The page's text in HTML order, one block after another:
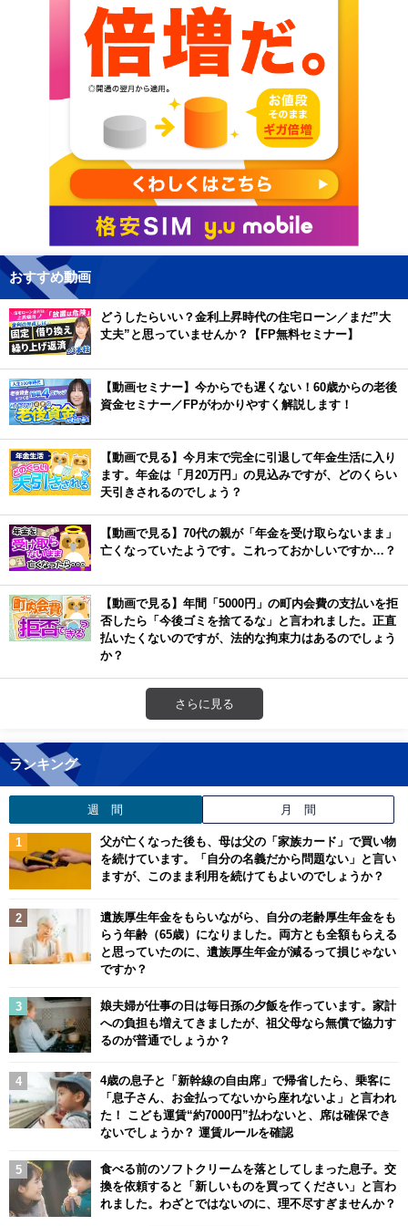
おすすめ動画
どうしたらいい？金利上昇時代の住宅ローン／まだ”大
丈夫”と思っていませんか？【FP無料セミナー】
【動画セミナー】今からでも遅くない！60歳からの老後
資金セミナー／FPがわかりやすく解説します！
【動画で見る】今月末で完全に引退して年金生活に入り
ます。年金は「月20万円」の見込みですが、どのくらい
天引きされるのでしょう？
【動画で見る】70代の親が「年金を受け取らないまま」
亡くなっていたようです。これっておかしいですか…？
【動画で見る】年間「5000円」の町内会費の支払いを拒
否したら「今後ゴミを捨てるな」と言われました。正直
払いたくないのですが、法的な拘束力はあるのでしょう
か？
さらに見る
ランキング
週 間 月 間
父が亡くなった後も、母は父の「家族カード」で買い物
を続けています。「自分の名義だから問題ない」と言い
ますが、このまま利用を続けてもよいのでしょうか？
遺族厚生年金をもらいながら、自分の老齢厚生年金をも
らう年齢（65歳）になりました。両方とも全額もらえる
と思っていたのに、遺族厚生年金が減るって損じゃない
ですか？
娘夫婦が仕事の日は毎日孫の夕飯を作っています。家計
への負担も増えてきましたが、祖父母なら無償で協力す
るのが普通でしょうか？
4歳の息子と「新幹線の自由席」で帰省したら、乗客に
「息子さん、お金払ってないから座れないよ」と言われ
た！ こども運賃“約7000円”払わないと、席は確保でき
ないでしょうか？ 運賃ルールを確認
食べる前のソフトクリームを落としてしまった息子。交
換を依頼すると「新しいものを買ってください」と言わ
れました。わざとではないのに、理不尽すぎませんか？